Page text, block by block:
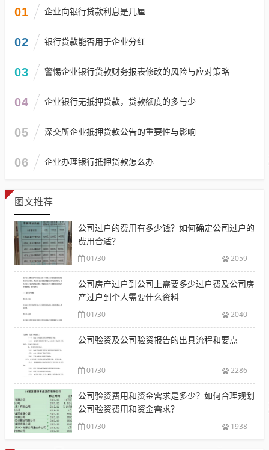
01 企业向银行贷款利息是几厘
02 银行贷款能否用于企业分红
03 警惕企业银行贷款财务报表修改的风险与应对策略
04 企业银行无抵押贷款，贷款额度的多与少
05 深交所企业抵押贷款公告的重要性与影响
06 企业办理银行抵押贷款怎么办
图文推荐
公司过户的费用有多少钱？如何确定公司过户的
费用合适？
01/30 2059
公司房产过户到公司上需要多少过户费及公司房
产过户到个人需要什么资料
01/30 2040
公司验资及公司验资报告的出具流程和要点
01/30 2286
公司验资费用和资金需求是多少？如何合理规划
公司验资费用和资金需求？
01/30 1938